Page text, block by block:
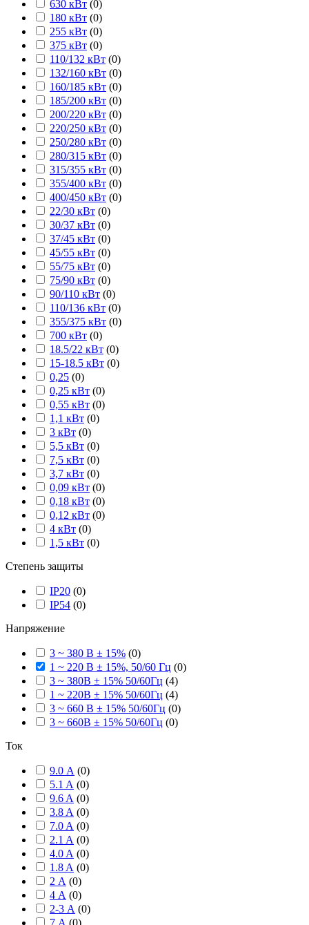
630 кВт (0)
180 кВт (0)
255 кВт (0)
375 кВт (0)
110/132 кВт (0)
132/160 кВт (0)
160/185 кВт (0)
185/200 кВт (0)
200/220 кВт (0)
220/250 кВт (0)
250/280 кВт (0)
280/315 кВт (0)
315/355 кВт (0)
355/400 кВт (0)
400/450 кВт (0)
22/30 кВт (0)
30/37 кВт (0)
37/45 кВт (0)
45/55 кВт (0)
55/75 кВт (0)
75/90 кВт (0)
90/110 кВт (0)
110/136 кВт (0)
355/375 кВт (0)
700 кВт (0)
18.5/22 кВт (0)
15-18.5 кВт (0)
0,25 (0)
0,25 кВт (0)
0,55 кВт (0)
1,1 кВт (0)
3 кВт (0)
5,5 кВт (0)
7,5 кВт (0)
3,7 кВт (0)
0,09 кВт (0)
0,18 кВт (0)
0,12 кВт (0)
4 кВт (0)
1,5 кВт (0)
Степень защиты
IP20 (0)
IP54 (0)
Напряжение
3 ~ 380 В ± 15% (0)
1 ~ 220 В ± 15%, 50/60 Гц (0)
3 ~ 380В ± 15% 50/60Гц (4)
1 ~ 220В ± 15% 50/60Гц (4)
3 ~ 660 В ± 15% 50/60Гц (0)
3 ~ 660В ± 15% 50/60Гц (0)
Ток
9.0 А (0)
5.1 A (0)
9.6 A (0)
3.8 A (0)
7.0 A (0)
2.1 A (0)
4.0 A (0)
1.8 A (0)
2 А (0)
4 А (0)
2-3 А (0)
7 А (0)